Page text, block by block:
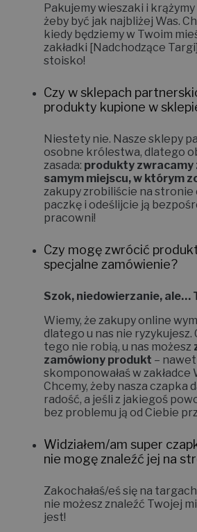
Pakujemy wieszaki i krążymy
żeby być jak najbliżej Was.
kiedy będziemy w Twoim
zakładki [Nadchodzące Targi]
stoisko!
Czy w sklepach
produkty kupione w
Niestety nie. Nasze sklepy
osobne królestwa, dlatego
zasada: produkty zwracamy
samym miejscu, w którym
zakupy zrobiliście na stronie
paczkę i odeślijcie ją
pracowni!
Czy mogę zwrócić
specjalne zamówienie?
Szok, niedowierzanie, ale…
Wiemy, że zakupy online
dlatego u nas nie
tego nie robią, u nas możesz
zamówiony produkt –
skomponowałaś w zakładce
Chcemy, żeby nasza czapka
radość, a jeśli z jakiegoś
bez problemu ją od Ciebie
Widziałem/am super
nie mogę znaleźć jej na
Zakochałaś/eś się na
nie możesz znaleźć Twojej
jest!